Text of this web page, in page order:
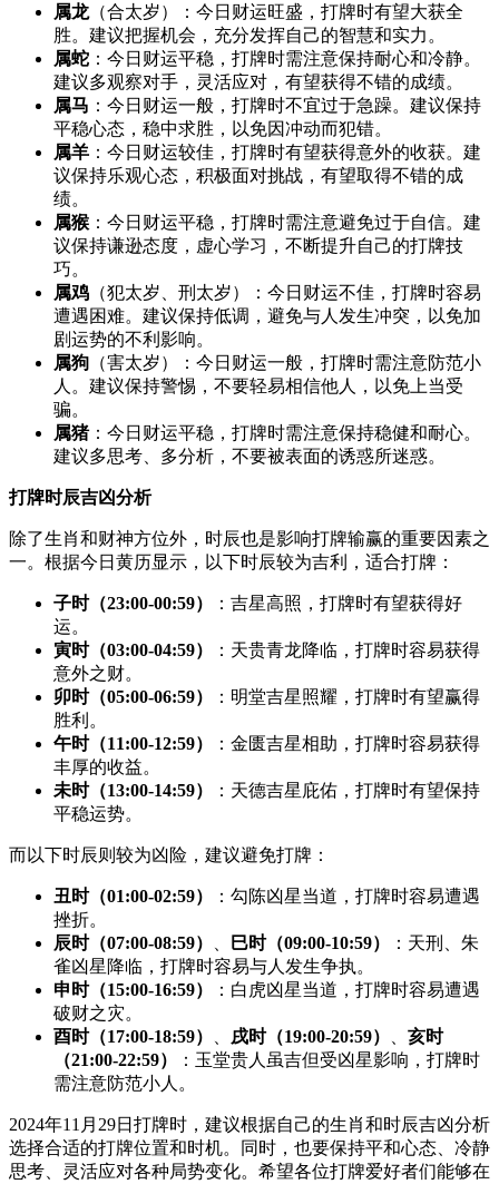
属龙（合太岁）：今日财运旺盛，打牌时有望大获全
胜。建议把握机会，充分发挥自己的智慧和实力。
属蛇 ：今日财运平稳，打牌时需注意保持耐心和冷静。
建议多观察对手，灵活应对，有望获得不错的成绩。
属马 ：今日财运一般，打牌时不宜过于急躁。建议保持
平稳心态，稳中求胜，以免因冲动而犯错。
属羊 ：今日财运较佳，打牌时有望获得意外的收获。建
议保持乐观心态，积极面对挑战，有望取得不错的成
绩。
属猴 ：今日财运平稳，打牌时需注意避免过于自信。建
议保持谦逊态度，虚心学习，不断提升自己的打牌技
巧。
属鸡 （犯太岁、刑太岁）：今日财运不佳，打牌时容易
遭遇困难。建议保持低调，避免与人发生冲突，以免加
剧运势的不利影响。
属狗 （害太岁）：今日财运一般，打牌时需注意防范小
人。建议保持警惕，不要轻易相信他人，以免上当受
骗。
属猪：今日财运平稳，打牌时需注意保持稳健和耐心。
建议多思考、多分析，不要被表面的诱惑所迷惑。
打牌时辰吉凶分析
除了生肖和财神方位外，时辰也是影响打牌输赢的重要因素之
一。根据今日黄历显示，以下时辰较为吉利，适合打牌：
子时（23:00-00:59）
：吉星高照，打牌时有望获得好
运。
寅时（03:00-04:59）
：天贵青龙降临，打牌时容易获得
意外之财。
卯时（05:00-06:59）
：明堂吉星照耀，打牌时有望赢得
胜利。
午时（11:00-12:59）
：金匮吉星相助，打牌时容易获得
丰厚的收益。
未时（13:00-14:59）
：天德吉星庇佑，打牌时有望保持
平稳运势。
而以下时辰则较为凶险，建议避免打牌：
丑时（01:00-02:59）
：勾陈凶星当道，打牌时容易遭遇
挫折。
辰时（07:00-08:59）
巳时（09:00-10:59）
：天刑、朱
雀凶星降临，打牌时容易与人发生争执。
申时（15:00-16:59）
：白虎凶星当道，打牌时容易遭遇
破财之灾。
酉时（17:00-18:59）
戌时（19:00-20:59）
亥时
（21:00-22:59）
：玉堂贵人虽吉但受凶星影响，打牌时
需注意防范小人。
2024年11月29日打牌时，建议根据自己的生肖和时辰吉凶分析
选择合适的打牌位置和时机。同时，也要保持平和心态、冷静
思考、灵活应对各种局势变化。希望各位打牌爱好者们能够在